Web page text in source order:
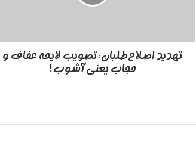
آشوب!
تهدید اصلاح‌طلبان: تصویب لایحه عفاف و
حجاب یعنی آشوب!